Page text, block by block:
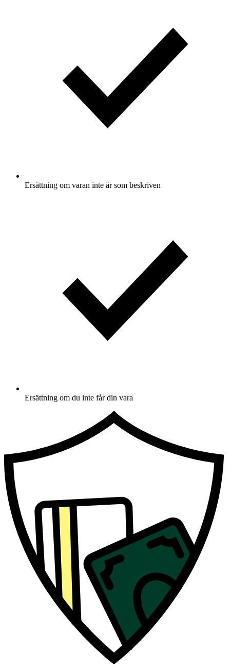
Ersättning om varan inte är som beskriven
Ersättning om du inte får din vara